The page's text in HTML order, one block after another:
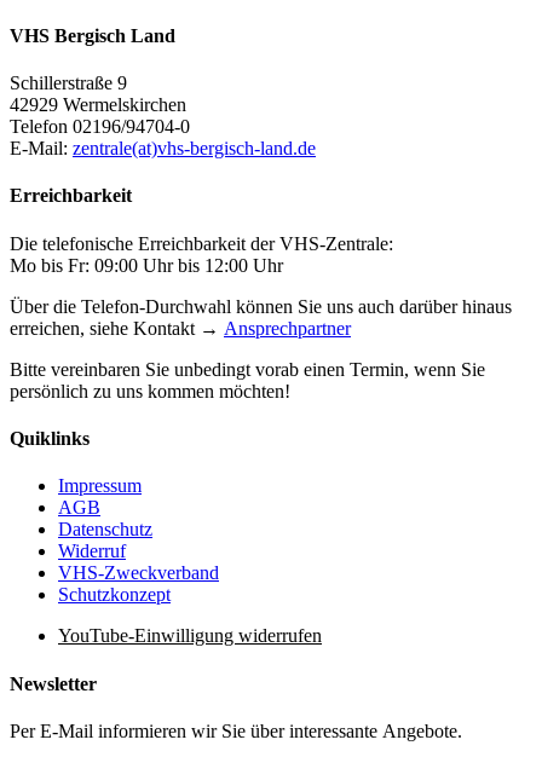
VHS Bergisch Land
Schillerstraße 9
42929 Wermelskirchen
Telefon 02196/94704-0
E-Mail: zentrale(at)vhs-bergisch-land.de
Erreichbarkeit
Die telefonische Erreichbarkeit der VHS-Zentrale:
Mo bis Fr: 09:00 Uhr bis 12:00 Uhr
Über die Telefon-Durchwahl können Sie uns auch darüber hinaus
erreichen, siehe Kontakt → Ansprechpartner
Bitte vereinbaren Sie unbedingt vorab einen Termin, wenn Sie
persönlich zu uns kommen möchten!
Quiklinks
Impressum
AGB
Datenschutz
Widerruf
VHS-Zweckverband
Schutzkonzept
YouTube-Einwilligung widerrufen
Newsletter
Per E-Mail informieren wir Sie über interessante Angebote.